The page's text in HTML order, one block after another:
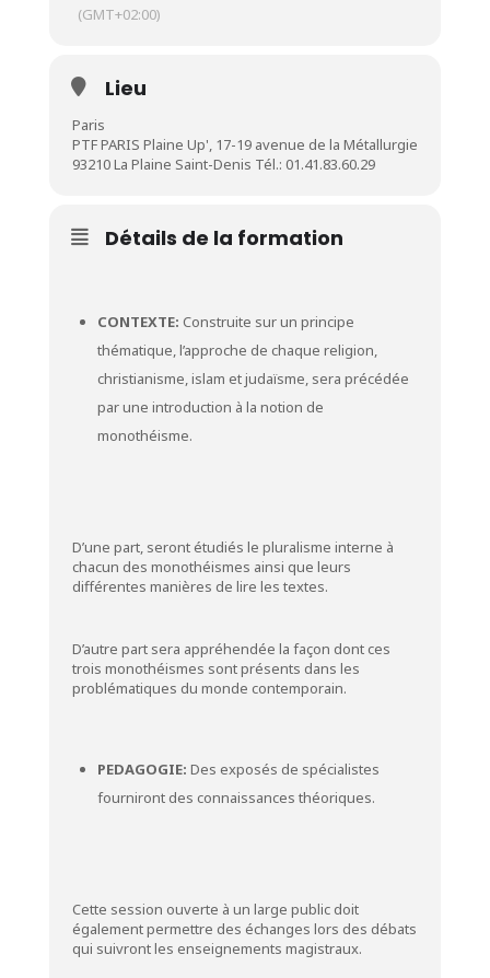
(GMT+02:00)
Lieu
Paris
PTF PARIS Plaine Up', 17-19 avenue de la Métallurgie
93210 La Plaine Saint-Denis Tél.: 01.41.83.60.29
Détails de la formation
CONTEXTE: Construite sur un principe
thématique, l’approche de chaque religion,
christianisme, islam et judaïsme, sera précédée
par une introduction à la notion de
monothéisme.
D’une part, seront étudiés le pluralisme interne à
chacun des monothéismes ainsi que leurs
différentes manières de lire les textes.
D’autre part sera appréhendée la façon dont ces
trois monothéismes sont présents dans les
problématiques du monde contemporain.
PEDAGOGIE: Des exposés de spécialistes
fourniront des connaissances théoriques.
Cette session ouverte à un large public doit
également permettre des échanges lors des débats
qui suivront les enseignements magistraux.